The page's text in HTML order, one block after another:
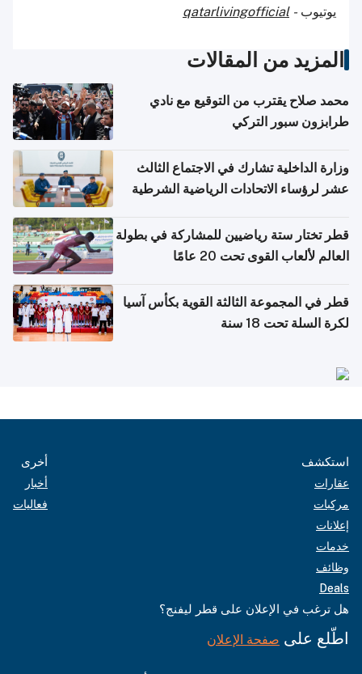
يوتيوب -
qatarlivingofficial
المزيد من المقالات
محمد صلاح يقترب من التوقيع مع نادي
طرابزون سبور التركي
وزارة الداخلية تشارك في الاجتماع الثالث
عشر لرؤساء الاتحادات الرياضية الشرطية
قطر تختار ستة رياضيين للمشاركة في بطولة
العالم لألعاب القوى تحت 20 عامًا
قطر في المجموعة الثالثة القوية بكأس آسيا
لكرة السلة تحت 18 سنة
استكشف
عقارات
مركبات
إعلانات
خدمات
وظائف
Deals
أخرى
أخبار
فعاليات
هل ترغب في الإعلان على قطر ليفنج؟
اطّلع على صفحة الإعلان